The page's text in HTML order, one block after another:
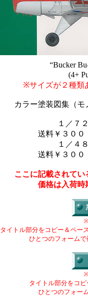
“Bucker
(4+
※サイズが２種類
カラー塗装図集（
１／７
送料￥３００
１／４
送料￥３００
ここに記載されて
価格は入荷時
タイトル部分をコピー＆ペー
ひとつのフォーム
タイトル部分をコ
ひとつのフォー